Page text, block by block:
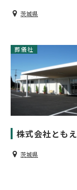
茨城県
葬儀社
株式会社ともえ
茨城県